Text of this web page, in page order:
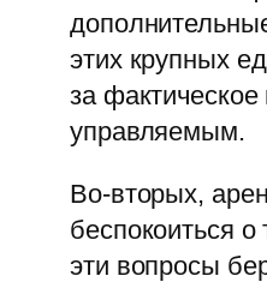
этих крупных
за
управляемым.
Во-вторых,
беспокоиться
эти вопросы